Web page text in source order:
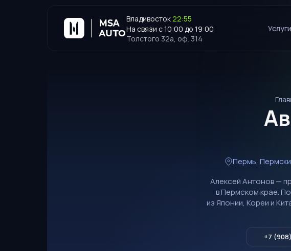
Владивосток 22:55
На связи с 10:00 до 19:00
Толстого 32а, оф. 314
Услуги
Пермь,
Алексей Антонов —
в Пермском крае.
из Японии, Кореи и
+7